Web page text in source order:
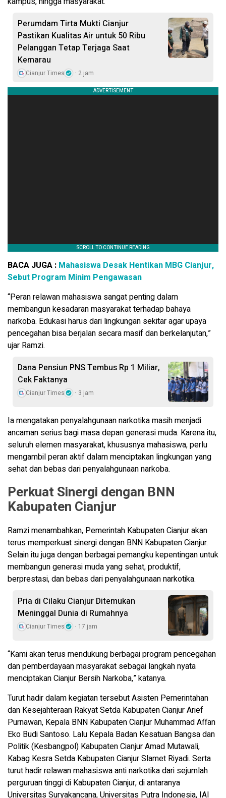
Perumdam Tirta Mukti Cianjur
Pastikan Kualitas Air untuk 50 Ribu
Pelanggan Tetap Terjaga Saat
Kemarau
Cianjur Times 2 jam
BACA JUGA : Mahasiswa Desak Hentikan MBG Cianjur,
Sebut Program Minim Pengawasan
“Peran relawan mahasiswa sangat penting dalam
membangun kesadaran masyarakat terhadap bahaya
narkoba. Edukasi harus dari lingkungan sekitar agar upaya
pencegahan bisa berjalan secara masif dan berkelanjutan,”
ujar Ramzi.
Dana Pensiun PNS Tembus Rp 1 Miliar,
Cek Faktanya
Cianjur Times 3 jam
Ia mengatakan penyalahgunaan narkotika masih menjadi
ancaman serius bagi masa depan generasi muda. Karena itu,
seluruh elemen masyarakat, khususnya mahasiswa, perlu
mengambil peran aktif dalam menciptakan lingkungan yang
sehat dan bebas dari penyalahgunaan narkoba.
Perkuat Sinergi dengan BNN
Kabupaten Cianjur
Ramzi menambahkan, Pemerintah Kabupaten Cianjur akan
terus memperkuat sinergi dengan BNN Kabupaten Cianjur.
Selain itu juga dengan berbagai pemangku kepentingan untuk
membangun generasi muda yang sehat, produktif,
berprestasi, dan bebas dari penyalahgunaan narkotika.
Pria di Cilaku Cianjur Ditemukan
Meninggal Dunia di Rumahnya
Cianjur Times 17 jam
“Kami akan terus mendukung berbagai program pencegahan
dan pemberdayaan masyarakat sebagai langkah nyata
menciptakan Cianjur Bersih Narkoba,” katanya.
Turut hadir dalam kegiatan tersebut Asisten Pemerintahan
dan Kesejahteraan Rakyat Setda Kabupaten Cianjur Arief
Purnawan, Kepala BNN Kabupaten Cianjur Muhammad Affan
Eko Budi Santoso. Lalu Kepala Badan Kesatuan Bangsa dan
Politik (Kesbangpol) Kabupaten Cianjur Amad Mutawali,
Kabag Kesra Setda Kabupaten Cianjur Slamet Riyadi. Serta
turut hadir relawan mahasiswa anti narkotika dari sejumlah
perguruan tinggi di Kabupaten Cianjur, di antaranya
Universitas Suryakancana, Universitas Putra Indonesia, IAI